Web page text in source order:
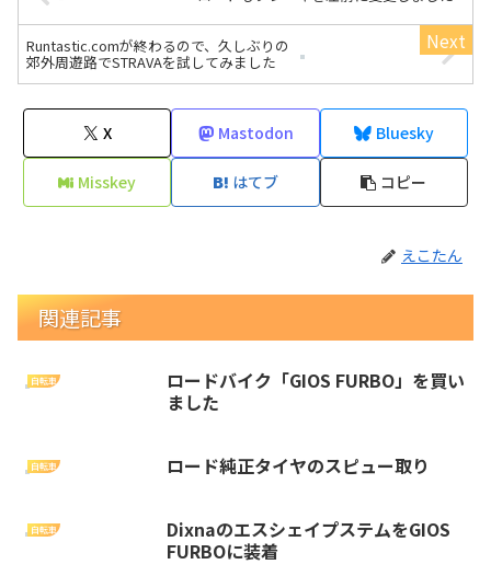
Runtastic.comが終わるので、久しぶりの
郊外周遊路でSTRAVAを試してみました
X Mastodon Bluesky
Misskey はてブ コピー
えこたん
関連記事
自転車
ロードバイク「GIOS FURBO」を買い
ました
自転車 ロード純正タイヤのスピュー取り
自転車
DixnaのエスシェイプステムをGIOS
FURBOに装着